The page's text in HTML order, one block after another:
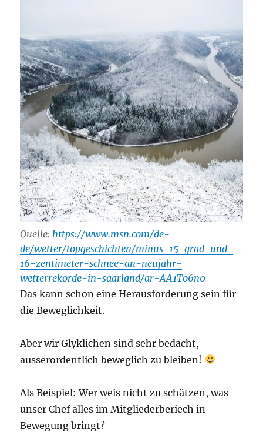
Quelle: https://www.msn.com/de-
de/wetter/topgeschichten/minus-15-grad-und-
16-zentimeter-schnee-an-neujahr-
wetterrekorde-in-saarland/ar-AA1To6n0
Das kann schon eine Herausforderung sein für
die Beweglichkeit.
Aber wir Glyklichen sind sehr bedacht,
ausserordentlich beweglich zu bleiben!
Als Beispiel: Wer weis nicht zu schätzen, was
unser Chef alles im Mitgliederberiech in
Bewegung bringt?